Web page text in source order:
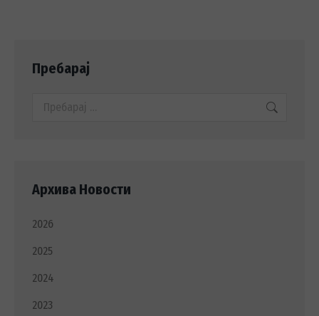
Пребарај
Архива Новости
2026
2025
2024
2023